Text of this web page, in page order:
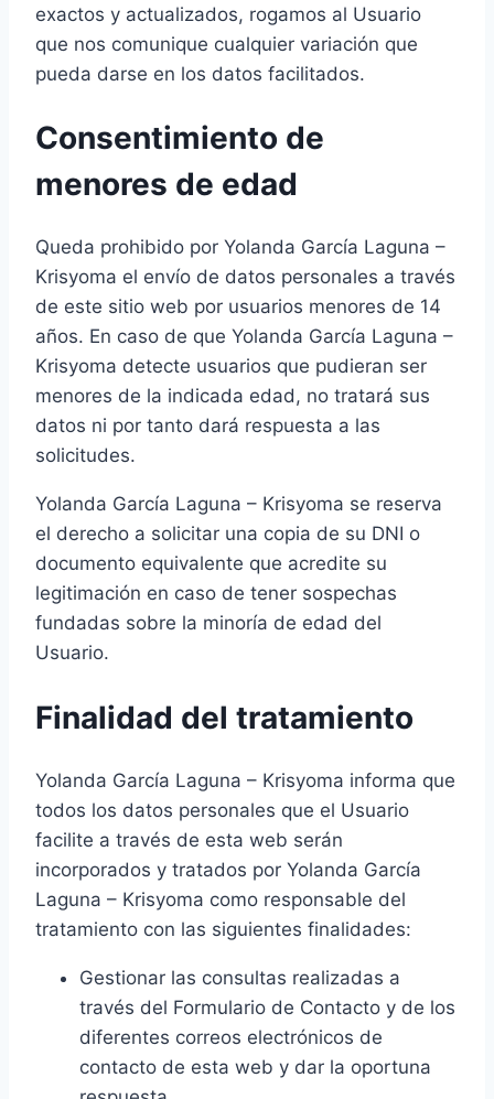
exactos y actualizados, rogamos al Usuario
que nos comunique cualquier variación que
pueda darse en los datos facilitados.
Consentimiento de
menores de edad
Queda prohibido por Yolanda García Laguna –
Krisyoma el envío de datos personales a través
de este sitio web por usuarios menores de 14
años. En caso de que Yolanda García Laguna –
Krisyoma detecte usuarios que pudieran ser
menores de la indicada edad, no tratará sus
datos ni por tanto dará respuesta a las
solicitudes.
Yolanda García Laguna – Krisyoma se reserva
el derecho a solicitar una copia de su DNI o
documento equivalente que acredite su
legitimación en caso de tener sospechas
fundadas sobre la minoría de edad del
Usuario.
Finalidad del tratamiento
Yolanda García Laguna – Krisyoma informa que
todos los datos personales que el Usuario
facilite a través de esta web serán
incorporados y tratados por Yolanda García
Laguna – Krisyoma como responsable del
tratamiento con las siguientes finalidades:
Gestionar las consultas realizadas a
través del Formulario de Contacto y de los
diferentes correos electrónicos de
contacto de esta web y dar la oportuna